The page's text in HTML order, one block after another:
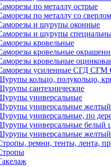
по металлу острые
по металлу со сверлом
и шурупы оконные
и шурупы
кровельные
кровельные
кровельные
усиленные СГД
кольцо, полукольцо,
сантехнические
универсальные
универсальные
универсальные, по
универсальные белый
универсальные
ремни, тенты, лента,